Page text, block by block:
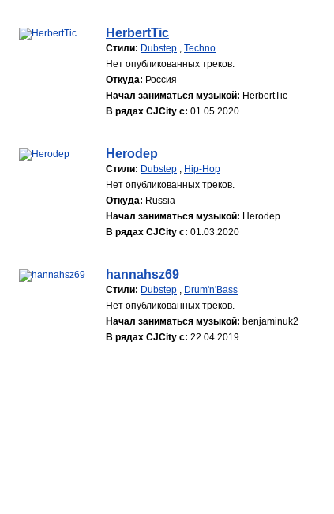
HerbertTic
Стили: Dubstep , Techno
Нет опубликованных треков.
Откуда: Россия
Начал заниматься музыкой: HerbertTic
В рядах CJCity с: 01.05.2020
Herodep
Стили: Dubstep , Hip-Hop
Нет опубликованных треков.
Откуда: Russia
Начал заниматься музыкой: Herodep
В рядах CJCity с: 01.03.2020
hannahsz69
Стили: Dubstep , Drum'n'Bass
Нет опубликованных треков.
Начал заниматься музыкой: benjaminuk2
В рядах CJCity с: 22.04.2019